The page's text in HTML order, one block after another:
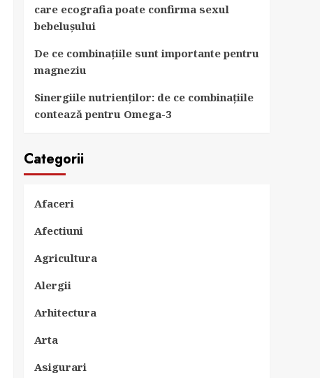
care ecografia poate confirma sexul
bebelușului
De ce combinațiile sunt importante pentru
magneziu
Sinergiile nutrienților: de ce combinațiile
contează pentru Omega-3
Categorii
Afaceri
Afectiuni
Agricultura
Alergii
Arhitectura
Arta
Asigurari